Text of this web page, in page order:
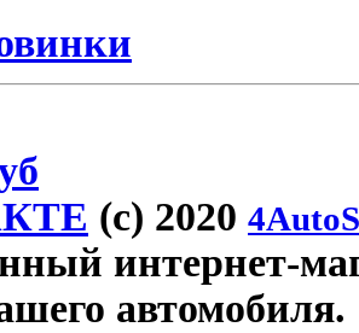
(c) 2020
интернет-
автомобиля.